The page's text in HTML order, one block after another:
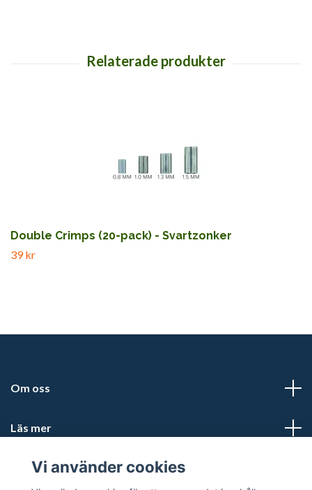
Double Crimps (20-pack) - Svartzonker
39 kr
Om oss
Läs mer
Sociala medier
Vi använder cookies